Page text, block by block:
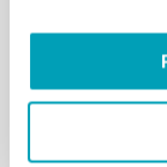
testigo de un
precedentes.
nuestro
todo, de
hermanas